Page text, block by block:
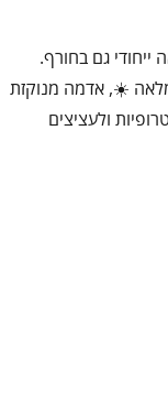
ייחודי גם בחורף.
☀️, אדמה מנוקזת
ולעציצים